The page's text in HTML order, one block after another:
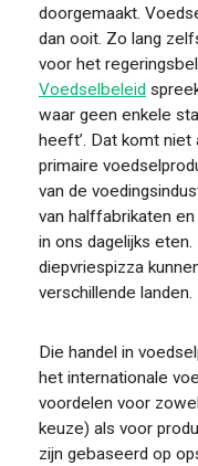
doorgemaakt.
dan ooit. Zo lang
voor het
Voedselbeleid
waar geen enkele
heeft’. Dat komt
primaire
van de
van halffabrikaten
in ons dagelijks
diepvriespizza
verschillende landen.
Die handel in
het internationale
voordelen voor
keuze) als voor
zijn gebaseerd op